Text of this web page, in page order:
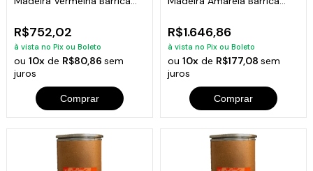
R$752,02
à vista no Pix ou Boleto
ou10x de R$80,86sem
juros
Comprar
R$1.646,86
à vista no Pix ou Boleto
ou 10xde R$177,08 sem
juros
Comprar